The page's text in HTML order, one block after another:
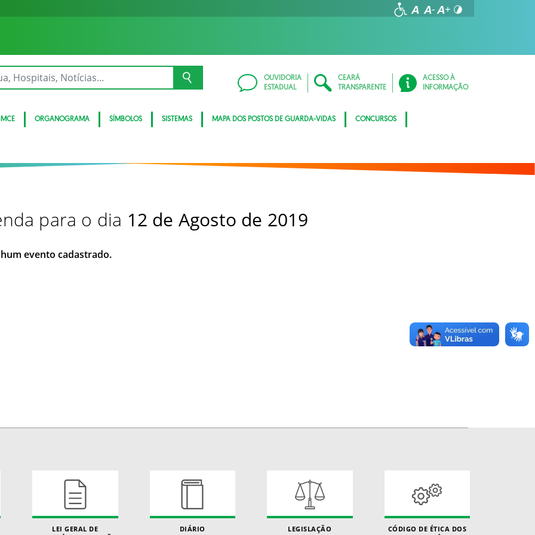
OUVIDORIA
ESTADUAL
CEARÁ
TRANSPARENTE
ACESSO À
INFORMAÇÃO
ORGANOGRAMA SÍMBOLOS SISTEMAS MAPA DOS POSTOS DE GUARDA-VIDAS CONCURSOS
para o dia 12 de Agosto de 2019
evento cadastrado.
LEI GERAL DE
DIÁRIO
LEGISLAÇÃO
CÓDIGO DE ÉTICA DOS